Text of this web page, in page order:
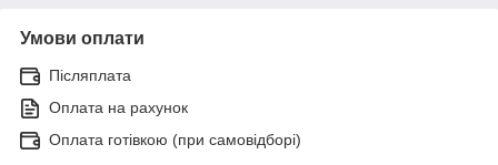
Умови оплати
Післяплата
Оплата на рахунок
Оплата готівкою (при самовідборі)